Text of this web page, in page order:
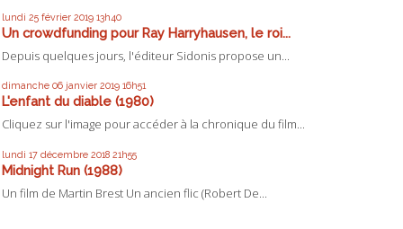
lundi 25 février 2019 13h40
Un crowdfunding pour Ray Harryhausen, le roi...
Depuis quelques jours, l'éditeur Sidonis propose un...
dimanche 06 janvier 2019 16h51
L'enfant du diable (1980)
Cliquez sur l'image pour accéder à la chronique du film...
lundi 17 décembre 2018 21h55
Midnight Run (1988)
Un film de Martin Brest Un ancien flic (Robert De...